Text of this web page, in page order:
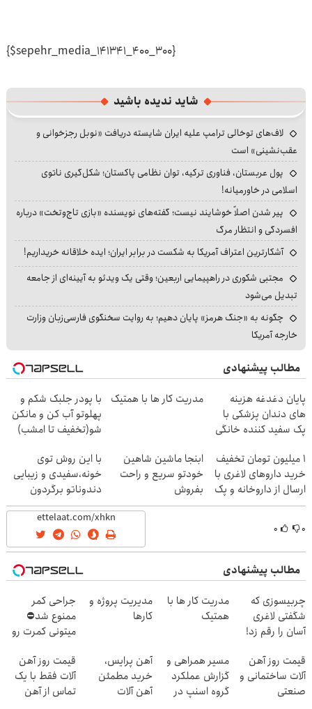
{$sepehr_media_141341_400_300}
شاید ندیده باشید
لاف‌های توخالی ترامپ علیه ایران شایسته دریافت «نوبل رجزخوانی و
عقب‌نشینی» است
پول عربستان، فناوری ترکیه، توان نظامی پاکستان؛ شکل‌گیری ناتوی
اسلامی در خاورمیانه!
پیر شدن اصلاً خوشایند نیست؛ گفته‌های نویسنده «بازی تاج‌وتخت» درباره
افسردگی و انتظار مرگ
آشکارترین اعتراف آمریکا به شکست در برابر ایران؛ ایده خلاقانه خریداریم!
مجتبی شکوری در راهپیمایی اربعین؛ وقتی یک ویدئو به آیینه‌ای از جامعه
تبدیل می‌شود
چگونه به «جنگ هرمز» پایان دهیم؛ به روایت سخنگوی فارسی‌زبان وزارت
خارجه آمریکا
مطالب پیشنهادی
پایان دغدغه هزینه
های دندان پزشکی با
پک سفید کننده خانگی
مدریت کار ها با همتیک
با پودر جلبک شکم و
پهلوتو آب کن و مانکن
شو(تخفیف تا امشب)
1 میلیون تومان تخفیف
خرید داروهای لاغری با
ارسال از داروخانه و پک
یخ!
ابنجا ماشین شاهین
خودتو سریع و راحت
بفروش
با این روش توی
خونه،سفیدی و زیبایی
دندوناتو برگردون
(40%off)
۰ ۰
مطالب پیشنهادی
چربیسوزی که
شگفتی لاغری
آسان را رقم زد!
مدریت کار ها با
همتیک
مدیریت پروژه و
کارها
جراحی کمر
ممنوع شد⛔
میتونی کمرت رو
کنی! 👈🏻
پرسش‌نامه
قیمت روز آهن
آلات ساختمانی و
صنعتی
مسیر همراهی و
گزارش عملکرد
گروه اسنپ در
آهن پرایس،
خرید مطمئن
آهن آلات
قیمت روز آهن
آلات فقط با یک
تماس از آهن